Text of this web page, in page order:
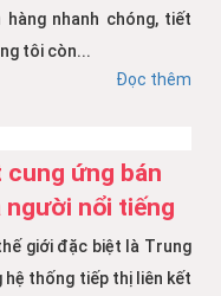
nhanh chóng, tiết
tôi còn...
Đọc thêm
ứng bán
người nổi tiếng
giới đặc biệt là Trung
hệ thống tiếp thị liên kết